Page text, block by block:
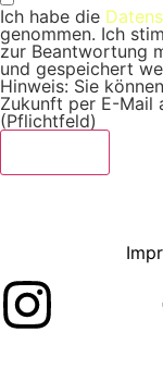
Ich habe die
genommen. Ich
zur Beantwortung
und gespeichert
Hinweis: Sie
Zukunft per E-Mail
(Pflichtfeld)